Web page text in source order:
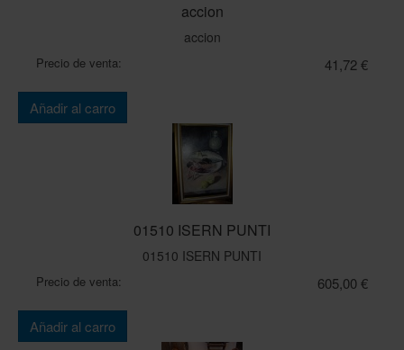
accion
accion
Precio de venta: 41,72 €
Cantidad:
Añadir al carro
01510 ISERN PUNTI
01510 ISERN PUNTI
Precio de venta: 605,00 €
Cantidad:
Añadir al carro